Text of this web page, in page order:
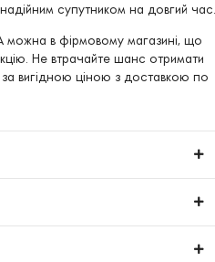
супутником на довгий час.
можна в фірмовому магазині, що
Не втрачайте шанс отримати
за вигідною ціною з доставкою по